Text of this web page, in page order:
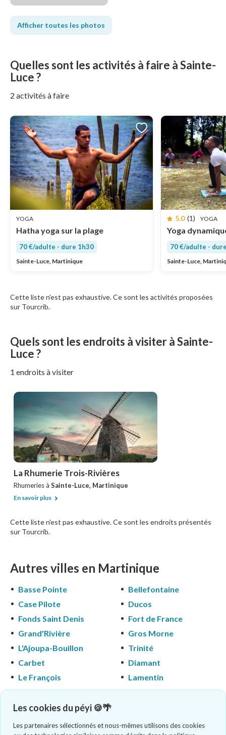
Les cookies du péyi 🍪🌴
Les partenaires sélectionnés et nous-mêmes utilisons des cookies
Afficher toutes les photos
Quelles sont les activités à faire à Sainte-
Luce ?
2 activités à faire
YOGA
Hatha yoga sur la plage
70 €/adulte - dure 1h30
Sainte-Luce, Martinique
5.0 (1) YOGA
Yoga
70 €/adulte -
Sainte-Luce,
Cette liste n'est pas exhaustive. Ce sont les activités proposées
sur Tourcrib.
Quels sont les endroits à visiter à Sainte-
Luce ?
1 endroits à visiter
La Rhumerie Trois-Rivières
Rhumeries à Sainte-Luce, Martinique
En savoir plus
Cette liste n'est pas exhaustive. Ce sont les endroits présentés
sur Tourcrib.
Autres villes en Martinique
Basse Pointe
Bellefontaine
Case Pilote
Ducos
Fonds Saint Denis
Fort de France
Grand'Rivière
Gros Morne
L'Ajoupa-Bouillon
Trinité
Carbet
Diamant
Le François
Lamentin
Lorrain
Le Marigot
Le Marin
Morne-Vert
Prêcheur